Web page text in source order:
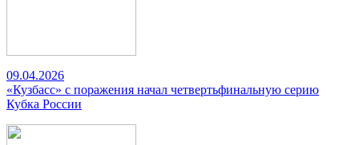
09.04.2026
«Кузбасс» с поражения начал четвертьфинальную серию
Кубка России